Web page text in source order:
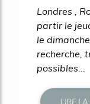
Londres ,
partir le
le
recherche,
possibles...
LIRE LA